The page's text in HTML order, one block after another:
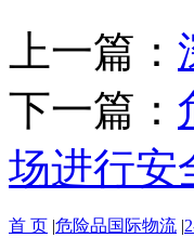
上一篇：
下一篇：
场进行安
首 页 |危险品国际物流 |